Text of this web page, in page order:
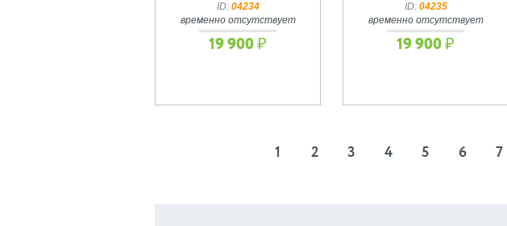
ID: 04234
временно отсутствует
19 900 ₽
ID: 04235
временно отсутствует
19 900 ₽
1 2 3 4 5 6 7